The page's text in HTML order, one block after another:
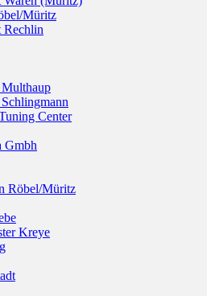
Müritz
Rechlin
Center
Gmbh
Röbel/Müritz
Kreye